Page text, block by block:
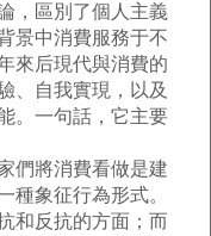
，區別了個人主義
景中消費服務于不
來后現代與消費的
、自我實現，以及
。一句話，它主要
將消費看做是建
種象征行為形式。
和反抗的方面；而